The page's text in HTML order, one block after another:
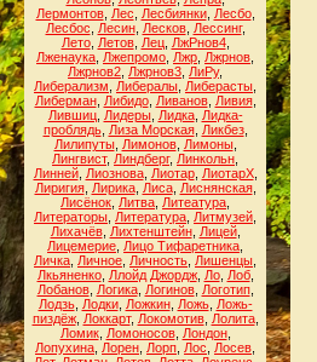
Лермонтов, Лес Лесбиянки, Лесбо,
Лесбос
Лесин, Лесков, Лессинг,
Лето, Летов, Лец, ЛжРнов4,
Лженаука Лжепромо Лжр Лжрнов
Лжрнов2 Лжрнов3 ЛиРу,
Либерализм
Либералы Либерасты
Либерман, Либидо, Ливанов, Ливия,
Лившиц, Лидеры, Лидка, Лидка-
проблядь, Лиза Морская, Ликбез,
Лилипуты, Лимонов, Лимоны,
Лингвист, Линдберг, Линкольн
Линней, Лиознова, Лиотар, ЛиотарХ,
Лиригия, Лирика, Лиса, Лиснянская,
Лисёнок Литва Литеатура
Литераторы Литература Литмузей
Лихачёв, Лихтенштейн, Лицей,
Лицемерие Лицо Тифаретника
Личка Личное Личность Лишенцы
Лкьяненко, Ллойд Джордж, Ло, Лоб,
Лобанов, Логика, Логинов, Логотип,
Лодзь, Лодки, Ложкин, Ложь, Ложь-
пиздёж, Локкарт, Локомотив, Лолита,
Ломик, Ломоносов, Лондон,
Лопухина Лорен Лорп Лос Лосев